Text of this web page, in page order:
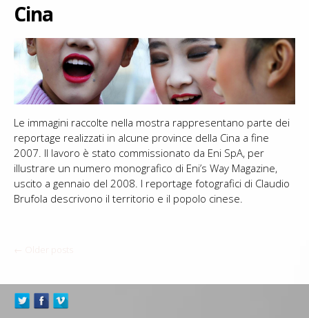
Cina
Le immagini raccolte nella mostra rappresentano parte dei
reportage realizzati in alcune province della Cina a fine
2007. Il lavoro è stato commissionato da Eni SpA, per
illustrare un numero monografico di Eni’s Way Magazine,
uscito a gennaio del 2008. I reportage fotografici di Claudio
Brufola descrivono il territorio e il popolo cinese.
Post
←